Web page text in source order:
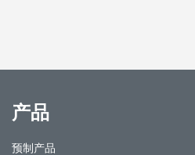
产品
预制产品